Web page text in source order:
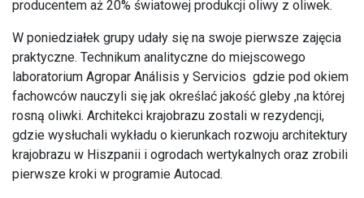
producentem aż 20% światowej produkcji oliwy z oliwek.
W poniedziałek grupy udały się na swoje pierwsze zajęcia
praktyczne. Technikum analityczne do miejscowego
laboratorium Agropar Análisis y Servicios gdzie pod okiem
fachowców nauczyli się jak określać jakość gleby ,na której
rosną oliwki. Architekci krajobrazu zostali w rezydencji,
gdzie wysłuchali wykładu o kierunkach rozwoju architektury
krajobrazu w Hiszpanii i ogrodach wertykalnych oraz zrobili
pierwsze kroki w programie Autocad.